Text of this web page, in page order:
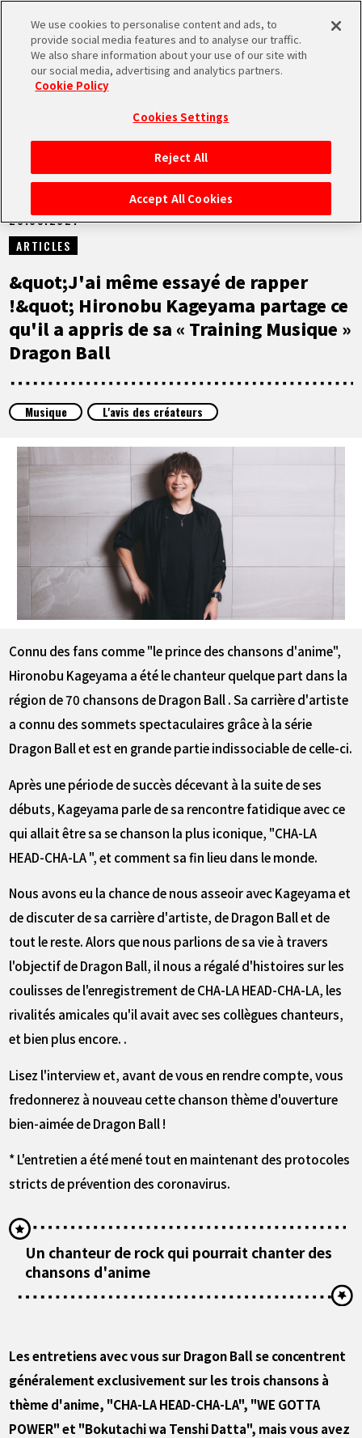
MEN
ACCUEIL
NEWS
À NE PAS MANQUER
VIDÉOS
À PROPOS
JP
EN FR DE ES
NEWS
28.09.2021
ARTICLES
&quot;J'ai même essayé de rapper
!&quot; Hironobu Kageyama partage ce
qu'il a appris de sa « Training Musique »
Dragon Ball
Musique L'avis des créateurs
Connu des fans comme "le prince des chansons d'anime",
Hironobu Kageyama a été le chanteur quelque part dans la
région de 70 chansons de Dragon Ball . Sa carrière d'artiste
a connu des sommets spectaculaires grâce à la série
Dragon Ball et est en grande partie indissociable de celle-ci.
Après une période de succès décevant à la suite de ses
débuts, Kageyama parle de sa rencontre fatidique avec ce
qui allait être sa se chanson la plus iconique, "CHA-LA
HEAD-CHA-LA ", et comment sa fin lieu dans le monde.
Nous avons eu la chance de nous asseoir avec Kageyama et
de discuter de sa carrière d'artiste, de Dragon Ball et de
tout le reste. Alors que nous parlions de sa vie à travers
l'objectif de Dragon Ball, il nous a régalé d'histoires sur les
coulisses de l'enregistrement de CHA-LA HEAD-CHA-LA, les
rivalités amicales qu'il avait avec ses collègues chanteurs,
et bien plus encore. .
Lisez l'interview et, avant de vous en rendre compte, vous
fredonnerez à nouveau cette chanson thème d'ouverture
bien-aimée de Dragon Ball !
* L'entretien a été mené tout en maintenant des protocoles
stricts de prévention des coronavirus.
Un chanteur de rock qui pourrait chanter des
chansons d'anime
――Les entretiens avec vous sur Dragon Ball se concentrent
généralement exclusivement sur les trois chansons à
thème d'anime, "CHA-LA HEAD-CHA-LA", "WE GOTTA
POWER" et "Bokutachi wa Tenshi Datta", mais vous avez
We use cookies to personalise content and ads, to
provide social media features and to analyse our traffic.
We also share information about your use of our site with
our social media, advertising and analytics partners.
Cookie Policy
Cookies Settings
Reject All
Accept All Cookies